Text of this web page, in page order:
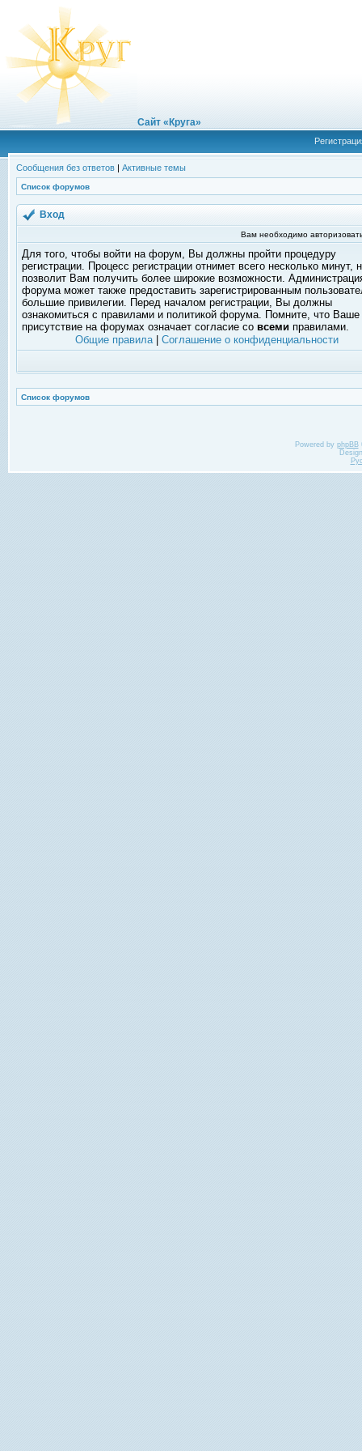
Сайт «Круга»
Сообщения без ответов | Активные темы
Список форумов
Вход
Вам необходимо
Для того, чтобы войти на форум, Вы должны пройти процедуру
регистрации. Процесс регистрации отнимет всего несколько минут,
позволит Вам получить более широкие возможности.
форума может также предоставить зарегистрированным
большие привилегии. Перед началом регистрации, Вы должны
ознакомиться с правилами и политикой форума. Помните, что Ваше
присутствие на форумах означает согласие со всеми правилами.
Общие правила| Соглашение о конфиденциальности
Список форумов
Powered by phpBB